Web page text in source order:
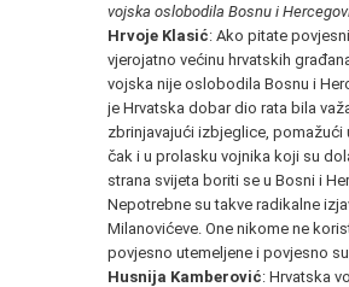
vojska oslobodila Bosnu i
Hrvoje Klasić: Ako pitate
vjerojatno većinu hrvatskih
vojska nije oslobodila Bosnu i
je Hrvatska dobar dio rata bila
zbrinjavajući izbjeglice, pomažući
čak i u prolasku vojnika koji su
strana svijeta boriti se u Bosni i
Nepotrebne su takve radikalne
Milanovićeve. One nikome ne
povjesno utemeljene i povjesno su
Husnija Kamberović: Hrvatska